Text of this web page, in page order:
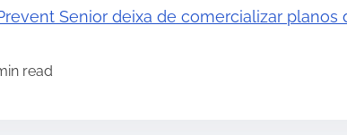
Senior deixa de comercializar planos
read